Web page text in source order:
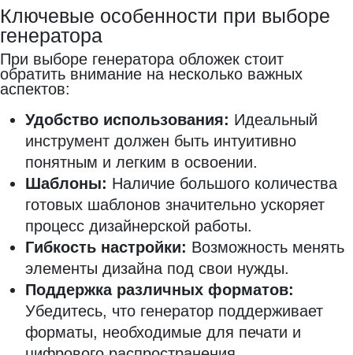
Ключевые особенности при выборе
генератора
При выборе генератора обложек стоит
обратить внимание на несколько важных
аспектов:
Удобство использования: Идеальный
инструмент должен быть интуитивно
понятным и легким в освоении.
Шаблоны: Наличие большого количества
готовых шаблонов значительно ускоряет
процесс дизайнерской работы.
Гибкость настройки: Возможность менять
элементы дизайна под свои нужды.
Поддержка различных форматов:
Убедитесь, что генератор поддерживает
форматы, необходимые для печати и